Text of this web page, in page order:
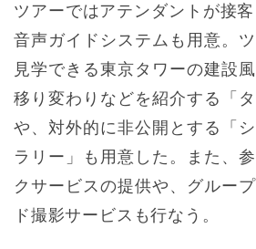
ツアーではアテンダントが接
音声ガイドシステムも用意。
見学できる東京タワーの建設
移り変わりなどを紹介する「
や、対外的に非公開とする「
ラリー」も用意した。また、
クサービスの提供や、グルー
ド撮影サービスも行なう。